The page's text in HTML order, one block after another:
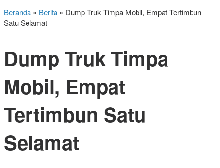
Beranda » Berita » Dump Truk Timpa Mobil, Empat Tertimbun
Satu Selamat
Dump Truk Timpa
Mobil, Empat
Tertimbun Satu
Selamat